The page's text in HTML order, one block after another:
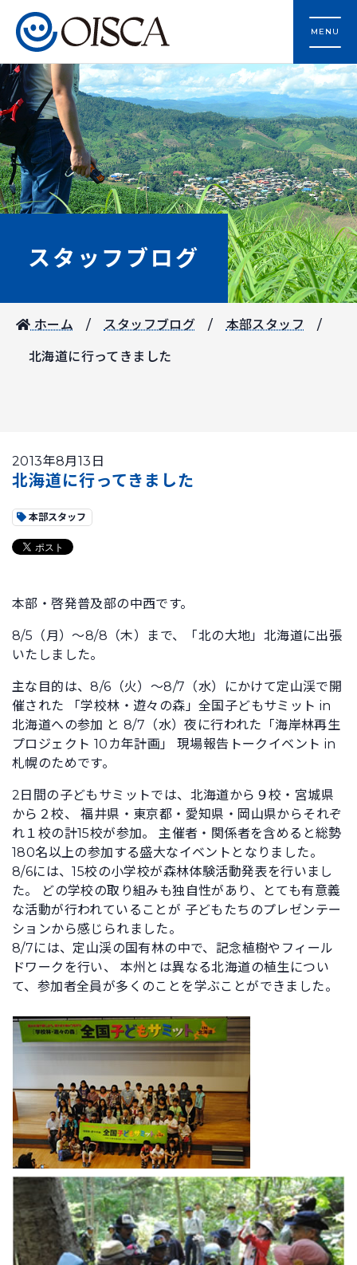
MENU
スタッフブログ
ホーム スタッフブログ 本部スタッフ
北海道に行ってきました
2013年8月13日
北海道に行ってきました
本部スタッフ
本部・啓発普及部の中西です。
8/5（月）～8/8（木）まで、「北の大地」北海道に出張
いたしました。
主な目的は、8/6（火）～8/7（水）にかけて定山渓で開
催された 「学校林・遊々の森」全国子どもサミット in
北海道への参加 と 8/7（水）夜に行われた「海岸林再生
プロジェクト 10カ年計画」 現場報告トークイベント in
札幌のためです。
2日間の子どもサミットでは、北海道から９校・宮城県
から２校、 福井県・東京都・愛知県・岡山県からそれぞ
れ１校の計15校が参加。 主催者・関係者を含めると総勢
180名以上の参加する盛大なイベントとなりました。
8/6には、15校の小学校が森林体験活動発表を行いまし
た。 どの学校の取り組みも独自性があり、とても有意義
な活動が行われていることが 子どもたちのプレゼンテー
ションから感じられました。
8/7には、定山渓の国有林の中で、記念植樹やフィール
ドワークを行い、 本州とは異なる北海道の植生につい
て、参加者全員が多くのことを学ぶことができました。